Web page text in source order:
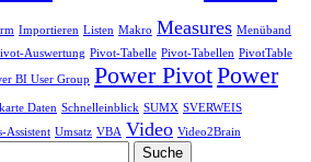
Importieren Listen Makro Measures Menüband
Auswertung Pivot-Tabelle Pivot-Tabellen PivotTable
BI User Group Power PivotPower
Daten Schnelleinblick SUMX SVERWEIS
Assistent Umsatz VBA Video Video2Brain